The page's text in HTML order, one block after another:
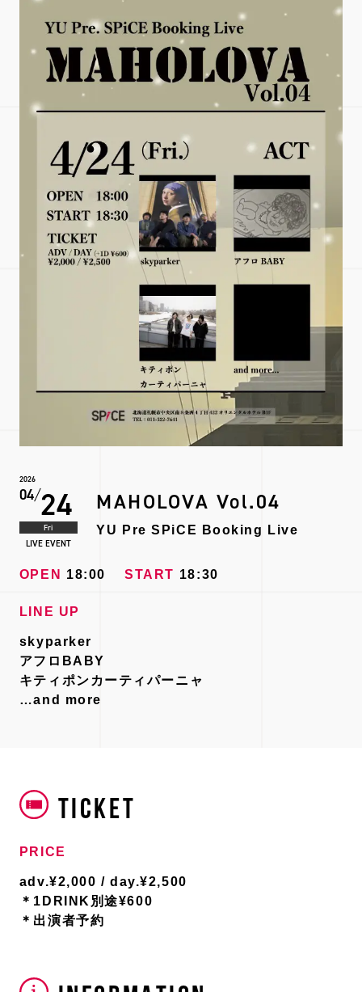
2026
04 24
Fri
LIVE EVENT
MAHOLOVA Vol.04
YU Pre SPiCE Booking Live
OPEN 18:00 START 18:30
LINE UP
skyparker
アフロBABY
キティポンカーティパーニャ
…and more
TICKET
PRICE
adv.¥2,000 / day.¥2,500
＊1DRINK別途¥600
＊出演者予約